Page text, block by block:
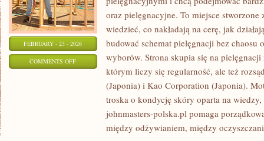
FEBRUARY - 23 - 2026
COMMENTS OFFON
oraz pielęgnacyjne. To miejsce
wiedzieć, co nakładają na cerę, jak
budować schemat pielęgnacji bez chaosu
wyborów. Strona skupia się na
którym liczy się regularność, ale też
(Japonia) i Kao Corporation (Japonia).
troska o kondycję skóry oparta na
johnmasters-polska.pl pomaga
między odżywianiem, między